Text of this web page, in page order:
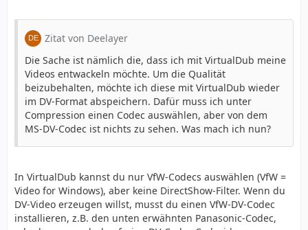
Zitat von Deelayer
Die Sache ist nämlich die, dass ich mit VirtualDub meine
Videos entwackeln möchte. Um die Qualität
beizubehalten, möchte ich diese mit VirtualDub wieder
im DV-Format abspeichern. Dafür muss ich unter
Compression einen Codec auswählen, aber von dem
MS-DV-Codec ist nichts zu sehen. Was mach ich nun?
In VirtualDub kannst du nur VfW-Codecs auswählen (VfW =
Video for Windows), aber keine DirectShow-Filter. Wenn du
DV-Video erzeugen willst, musst du einen VfW-DV-Codec
installieren, z.B. den unten erwähnten Panasonic-Codec,